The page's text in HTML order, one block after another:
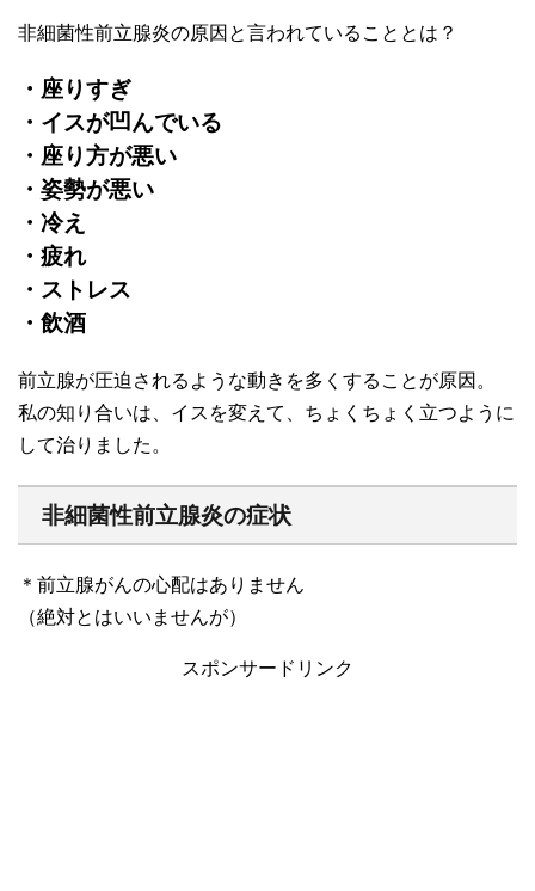
非細菌性前立腺炎の原因と言われていることとは？
・座りすぎ
・イスが凹んでいる
・座り方が悪い
・姿勢が悪い
・冷え
・疲れ
・ストレス
・飲酒
前立腺が圧迫されるような動きを多くすることが原因。
私の知り合いは、イスを変えて、ちょくちょく立つように
して治りました。
非細菌性前立腺炎の症状
＊前立腺がんの心配はありません
（絶対とはいいませんが）
スポンサードリンク